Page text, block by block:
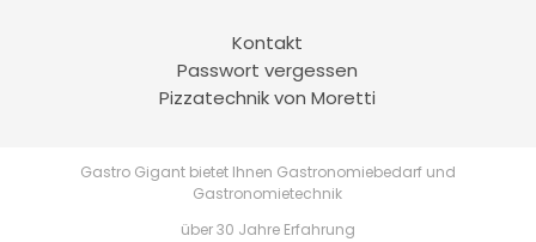
Kontakt
Passwort vergessen
Pizzatechnik von Moretti
Gastro Gigant bietet Ihnen Gastronomiebedarf und
Gastronomietechnik
über 30 Jahre Erfahrung